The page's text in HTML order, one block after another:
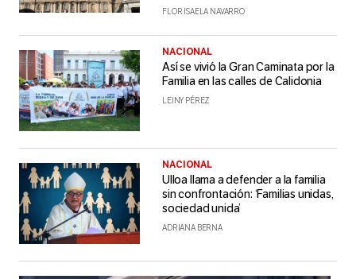
FLOR ISAELA NAVARRO
NACIONAL
Así se vivió la Gran Caminata por la
Familia en las calles de Calidonia
LEINY PÉREZ
NACIONAL
Ulloa llama a defender a la familia
sin confrontación: ‘Familias unidas,
sociedad unida’
ADRIANA BERNA